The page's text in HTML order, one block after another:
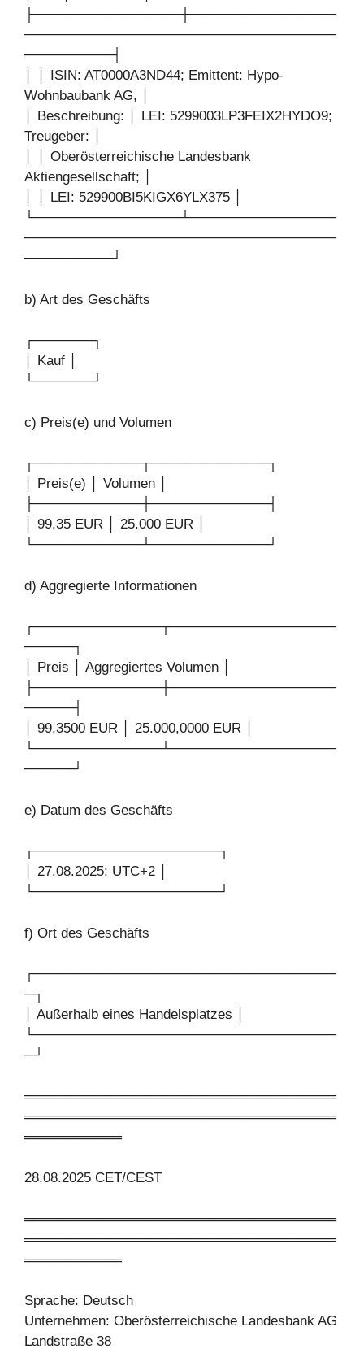
├───────────────┼───────────────
────────────────────────────────
─────────┤
│ │ ISIN: AT0000A3ND44; Emittent: Hypo-
Wohnbaubank AG, │
│ Beschreibung: │ LEI: 5299003LP3FEIX2HYDO9;
Treugeber: │
│ │ Oberösterreichische Landesbank
Aktiengesellschaft; │
│ │ LEI: 529900BI5KIGX6YLX375 │
└───────────────┴───────────────
────────────────────────────────
─────────┘
b) Art des Geschäfts
┌──────┐
│ Kauf │
└──────┘
c) Preis(e) und Volumen
┌───────────┬────────────┐
│ Preis(e) │ Volumen │
├───────────┼────────────┤
│ 99,35 EUR │ 25.000 EUR │
└───────────┴────────────┘
d) Aggregierte Informationen
┌─────────────┬─────────────────
─────┐
│ Preis │ Aggregiertes Volumen │
├─────────────┼─────────────────
─────┤
│ 99,3500 EUR │ 25.000,0000 EUR │
└─────────────┴─────────────────
─────┘
e) Datum des Geschäfts
┌───────────────────┐
│ 27.08.2025; UTC+2 │
└───────────────────┘
f) Ort des Geschäfts
┌───────────────────────────────
─┐
│ Außerhalb eines Handelsplatzes │
└───────────────────────────────
─┘
════════════════════════════════
════════════════════════════════
══════════
28.08.2025 CET/CEST
════════════════════════════════
════════════════════════════════
══════════
Sprache: Deutsch
Unternehmen: Oberösterreichische Landesbank AG
Landstraße 38